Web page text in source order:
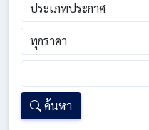
ประเภทประกาศ
ทุกราคา
ค้นหา